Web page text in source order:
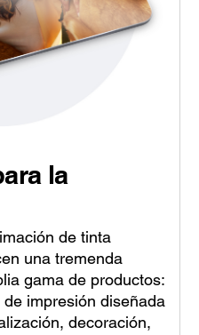
la
de tinta
una tremenda
gama de productos:
impresión diseñada
decoración,